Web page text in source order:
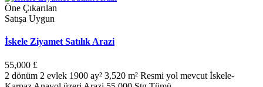
Öne Çıkarılan
Satışa Uygun
İskele Ziyamet Satılık Arazi
55,000 £
2 dönüm 2 evlek 1900 ay² 3,520 m² Resmi yol mevcut İskele-